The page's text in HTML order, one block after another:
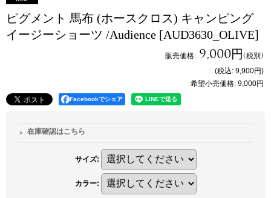
ピグメント 馬布 (ホースクロス) キャンピング
イージーショーツ /Audience [AUD3630_OLIVE]
販売価格: 9,000円(税別)
(税込: 9,900円)
希望小売価格: 9,000円
Facebookでシェア
在庫確認はこちら
サイズ:
カラー: